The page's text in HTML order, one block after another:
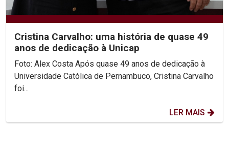
Cristina Carvalho: uma história de quase 49
anos de dedicação à Unicap
Foto: Alex Costa Após quase 49 anos de dedicação à
Universidade Católica de Pernambuco, Cristina Carvalho
foi...
LER MAIS